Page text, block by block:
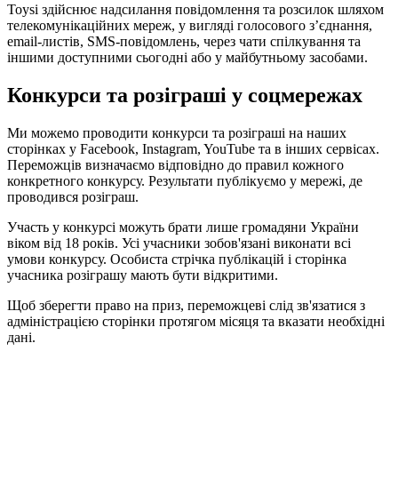
Toysi здійснює надсилання повідомлення та розсилок шляхом
телекомунікаційних мереж, у вигляді голосового з’єднання,
email-листів, SMS-повідомлень, через чати спілкування та
іншими доступними сьогодні або у майбутньому засобами.
Конкурси та розіграші у соцмережах
Ми можемо проводити конкурси та розіграші на наших
сторінках у Facebook, Instagram, YouTube та в інших сервісах.
Переможців визначаємо відповідно до правил кожного
конкретного конкурсу. Результати публікуємо у мережі, де
проводився розіграш.
Участь у конкурсі можуть брати лише громадяни України
віком від 18 років. Усі учасники зобов'язані виконати всі
умови конкурсу. Особиста стрічка публікацій і сторінка
учасника розіграшу мають бути відкритими.
Щоб зберегти право на приз, переможцеві слід зв'язатися з
адміністрацією сторінки протягом місяця та вказати необхідні
дані.